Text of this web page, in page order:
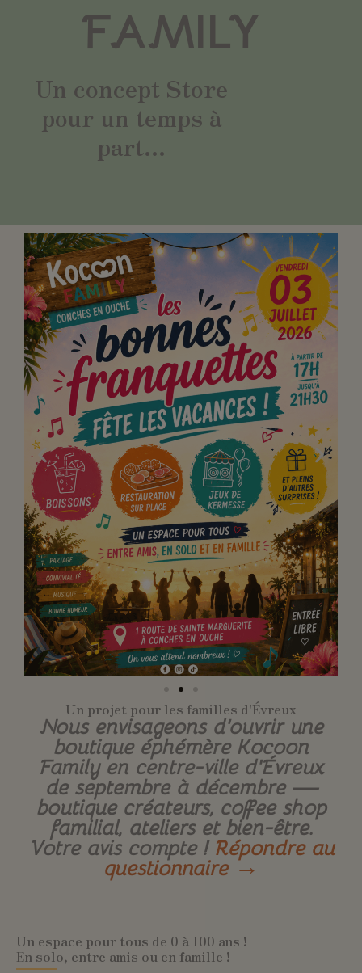
FAMILY
Un concept Store
pour un temps à
part...
Un projet pour les familles d'Évreux
Nous envisageons d’ouvrir une
boutique éphémère Kocoon
Family en centre-ville d’Évreux
de septembre à décembre —
boutique créateurs, coffee shop
familial, ateliers et bien-être.
Votre avis compte !Répondre au
questionnaire →
Un espace pour tous de 0 à 100 ans !
En solo, entre amis ou en famille !